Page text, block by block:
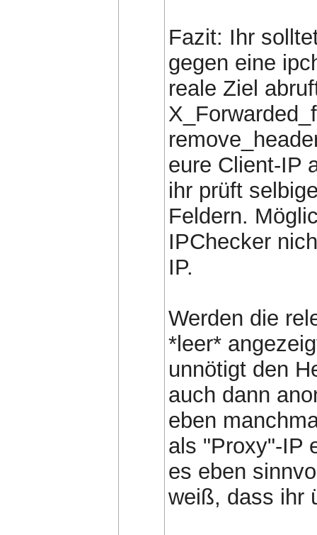
Fazit: Ihr
gegen eine
reale Ziel
eure Client-IP
ihr prüft
Feldern.
IPChecker
IP.
Werden die
*leer*
unnötigt den
auch dann
eben
als "Proxy"-IP
es eben
weiß, dass ihr